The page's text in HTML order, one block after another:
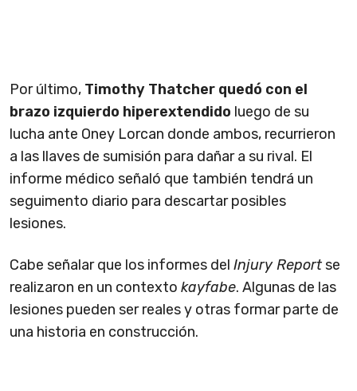
Por último, Timothy Thatcher quedó con el
brazo izquierdo hiperextendido luego de su
lucha ante Oney Lorcan donde ambos, recurrieron
a las llaves de sumisión para dañar a su rival. El
informe médico señaló que también tendrá un
seguimento diario para descartar posibles
lesiones.
Cabe señalar que los informes del Injury Reportse
realizaron en un contexto kayfabe. Algunas de las
lesiones pueden ser reales y otras formar parte de
una historia en construcción.